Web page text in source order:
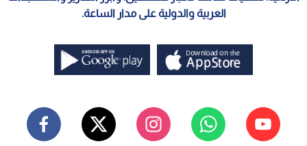
العربية والدولية على مدار الساعة.